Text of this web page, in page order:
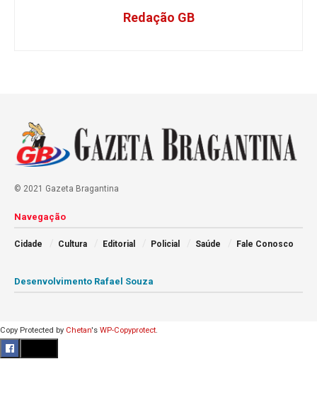
Redação GB
© 2021 Gazeta Bragantina
Navegação
Cidade Cultura Editorial Policial Saúde Fale Conosco
Desenvolvimento Rafael Souza
Copy Protected by Chetan's WP-Copyprotect.